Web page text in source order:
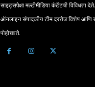
साइट्सपेक्षा मल्टीमीडिया कंटेंटची विविधता
ऑनलाइन संपादकीय टीम दररोज विशेष आणि
पोहोचवते.